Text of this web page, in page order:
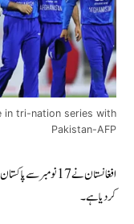
in tri-nation series with
Pakistan-AFP
افغانستان نے 17
کر دیا ہے۔